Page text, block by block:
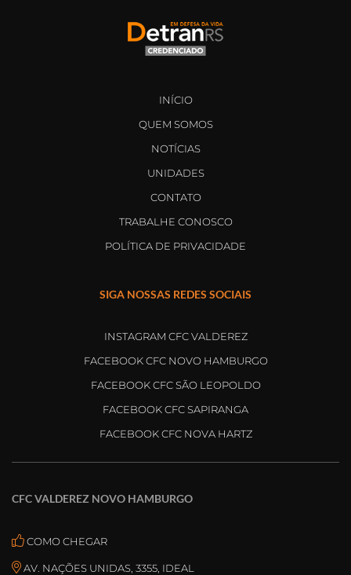
INÍCIO
QUEM SOMOS
NOTÍCIAS
UNIDADES
CONTATO
TRABALHE CONOSCO
POLÍTICA DE PRIVACIDADE
SIGA NOSSAS REDES SOCIAIS
INSTAGRAM CFC VALDEREZ
FACEBOOK CFC NOVO HAMBURGO
FACEBOOK CFC SÃO LEOPOLDO
FACEBOOK CFC SAPIRANGA
FACEBOOK CFC NOVA HARTZ
CFC VALDEREZ NOVO HAMBURGO
COMO CHEGAR
AV. NAÇÕES UNIDAS, 3355, IDEAL